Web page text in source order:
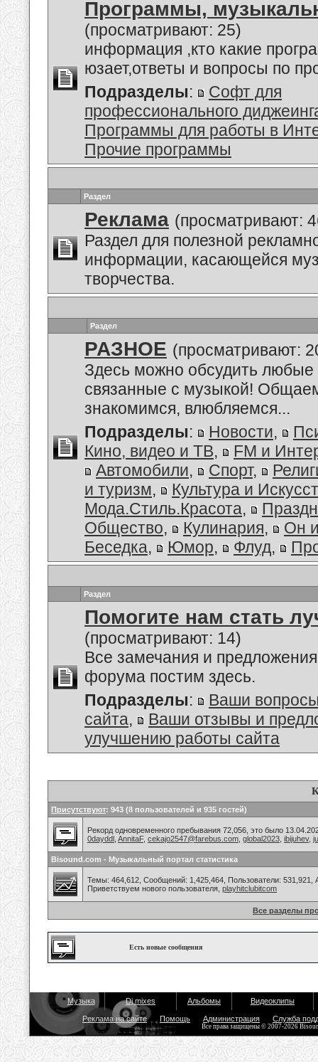
Программы,
(просматривают: 25)
информация ,кто какие
юзает,ответы и вопросы по
Подразделы:
Софт для
профессионального
Программы для работы в
Прочие программы
Раздел
Реклама (просматривают:
Раздел для полезной
информации, касающейся
творчества.
Раздел
РАЗНОЕ (просматривают:
Здесь можно обсудить
связанные с музыкой!
знакомимся, влюбляемся...
Подразделы: Новости,
Кино, видео и ТВ,
FM и
Автомобили, Спорт,
и туризм,
Культура и
Мода.Стиль.Красота,
Общество, Кулинария,
Он
Беседка, Юмор, Флуд,
Раздел
Помогите нам стать
(просматривают: 14)
Все замечания и
форума постим здесь.
Подразделы:
Ваши
сайта,
Ваши отзывы и
улучшению работы сайта
Присутствуют: 943 (8 пользователей и 935 гостей)
Рекорд одновременного пребывания 72,056, это было
0dayddl AnnitaF, cekajo2547@farebus.com global2023 ibijuhev,
Bisound.com - Музыкальный портал статистика
Темы: 464,612, Сообщений: 1,425,464, Пользователи: 531,921,
Приветствуем нового пользователя, playhitclubitcom
Все разделы
Есть новые сообщения
Музыка Dj mixes Альбомы Видеоклипы
Реклама на сайте Помощь Администрация Служба
Все права защищены © 2007-2026